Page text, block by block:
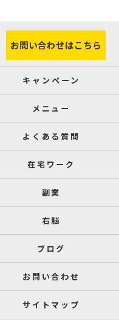
お問い合わせはこちら
キャンペーン
メニュー
よくある質問
在宅ワーク
副業
右脳
ブログ
お問い合わせ
サイトマップ